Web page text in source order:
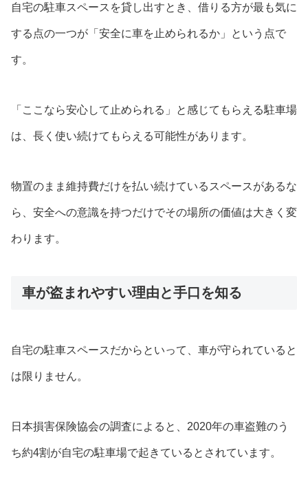
自宅の駐車スペースを貸し出すとき、借りる方が最も気に
する点の一つが「安全に車を止められるか」という点で
す。
「ここなら安心して止められる」と感じてもらえる駐車場
は、長く使い続けてもらえる可能性があります。
物置のまま維持費だけを払い続けているスペースがあるな
ら、安全への意識を持つだけでその場所の価値は大きく変
わります。
車が盗まれやすい理由と手口を知る
自宅の駐車スペースだからといって、車が守られていると
は限りません。
日本損害保険協会の調査によると、2020年の車盗難のう
ち約4割が自宅の駐車場で起きているとされています。